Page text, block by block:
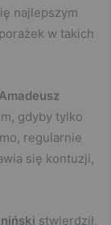
najlepszym
w takich
Amadeusz
gdyby tylko
regularnie
się kontuzji,
stwierdził,